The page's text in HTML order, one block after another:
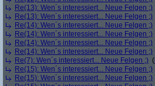
Re(13): Wen´s interessiert... Neue Felgen ;)
Re(13): Wen´s interessiert... Neue Felgen ;)
Re(14): Wen´s interessiert... Neue Felgen ;)
Re(14): Wen´s interessiert... Neue Felgen ;)
Re(14): Wen´s interessiert... Neue Felgen ;)
Re(14): Wen´s interessiert... Neue Felgen ;)
Re(7): Wen´s interessiert... Neue Felgen ;) (
Re(15): Wen´s interessiert... Neue Felgen ;)
Re(15): Wen´s interessiert... Neue Felgen ;)